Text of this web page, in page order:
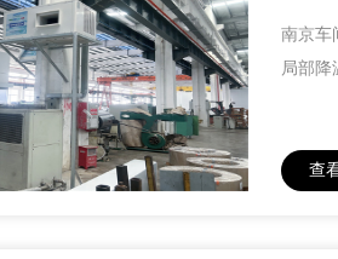
南京车
局部降
查